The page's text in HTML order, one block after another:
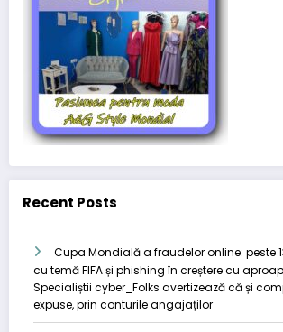
Recent Posts
Cupa Mondială a fraudelor online: peste
cu temă FIFA și phishing în creștere cu
Specialiștii cyber_Folks avertizează că și
expuse, prin conturile angajaților